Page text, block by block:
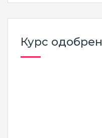
Курс одобрен